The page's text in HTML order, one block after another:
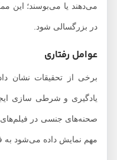
می‌دهند یا می‌بوسند؛ این
در بزرگسالی شود.
عوامل رفتاری
برخی از تحقیقات نشان داده
یادگیری و شرطی سازی ایجاد
صحنه‌های جنسی در فیلم‌های
مهم نمایش داده می‌شود به فتیش